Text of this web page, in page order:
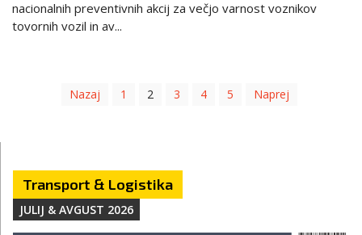
nacionalnih preventivnih akcij za večjo varnost voznikov
tovornih vozil in av...
Nazaj 1 2 3 4 5 Naprej
Transport & Logistika
JULIJ & AVGUST 2026